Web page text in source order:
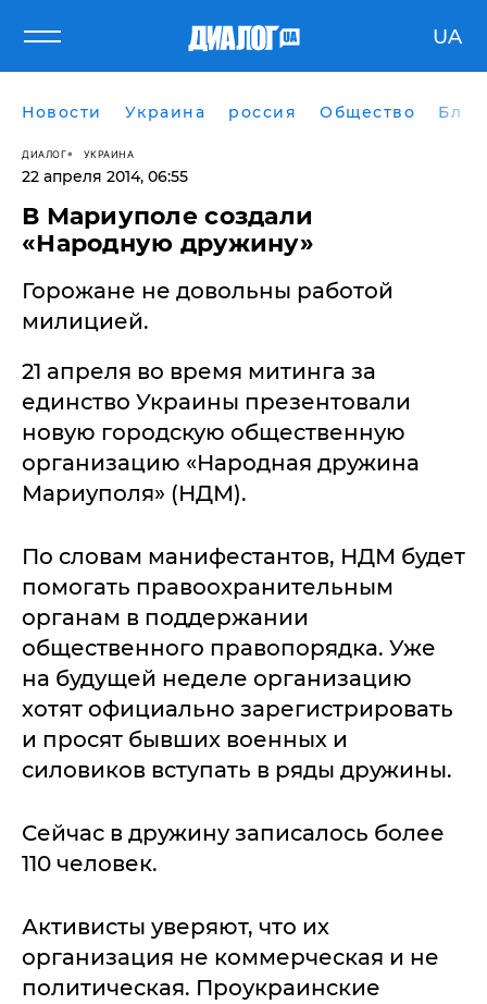
UA
Новости Украина россия Общество
ДИАЛОГ УКРАИНА
22 апреля 2014, 06:55
​В Мариуполе создали
«Народную дружину»
Горожане не довольны работой
милицией.
21 апреля во время митинга за
единство Украины презентовали
новую городскую общественную
организацию «Народная дружина
Мариуполя» (НДМ).
По словам манифестантов, НДМ будет
помогать правоохранительным
органам в поддержании
общественного правопорядка. Уже
на будущей неделе организацию
хотят официально зарегистрировать
и просят бывших военных и
силовиков вступать в ряды дружины.
Сейчас в дружину записалось более
110 человек.
Активисты уверяют, что их
организация не коммерческая и не
политическая. Проукраинские